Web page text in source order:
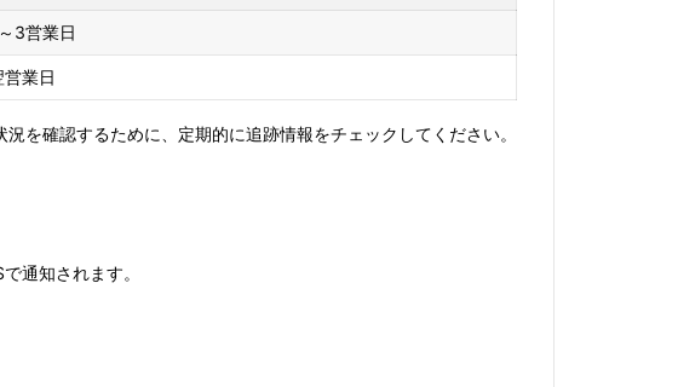
3営業日
営業日
を確認するために、定期的に追跡情報をチェックしてください。
通知されます。